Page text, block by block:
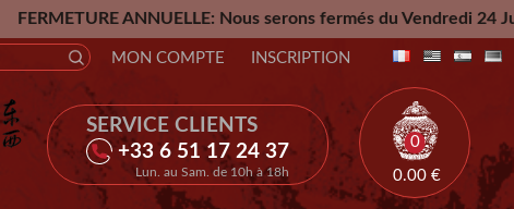
ANNUELLE: Nous serons fermés du Vendredi 24 Juillet
SERVICE CLIENTS
+33 6 51 17 24 37
Lun. au Sam. de 10h à 18h
MON COMPTE INSCRIPTION
0
0.00 €